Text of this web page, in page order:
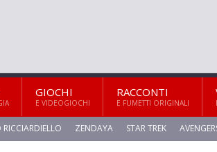
GIOCHI
E VIDEOGIOCHI
RACCONTI
E FUMETTI ORIGINALI
RICCIARDIELLO ZENDAYA STAR TREK